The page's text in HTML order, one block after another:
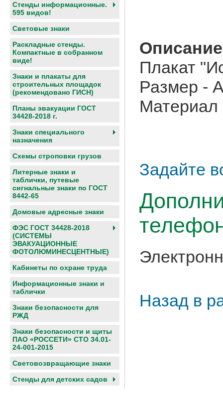
Стенды информационные.
595 видов!
Световые знаки
Раскладные стенды.
Компактные в собранном
виде!
Знаки и плакаты для
строительных площадок
(рекомендовано ГИСН)
Планы эвакуации ГОСТ
34428-2018 г.
Знаки специального
назначения
Схемы строповки грузов
Литерные знаки и
таблички, путевые
сигнальные знаки по ГОСТ
8442-65
Домовые адресные знаки
ФЭС ГОСТ 34428-2018
(СИСТЕМЫ
ЭВАКУАЦИОННЫЕ
ФОТОЛЮМИНЕСЦЕНТНЫЕ)
Кабинеты по охране труда
Информационные знаки и
таблички
Знаки безопасности для
РЖД
Знаки безопасности и щиты
ПАО «РОССЕТИ» СТО 34.01-
24-001-2015
Световозвращающие знаки
Cтенды для детских садов
Плакат
Размер -
Материал
Задайте
Назад в